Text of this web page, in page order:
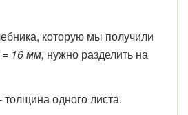
которую мы получили
16 мм, нужно разделить на
толщина одного листа.